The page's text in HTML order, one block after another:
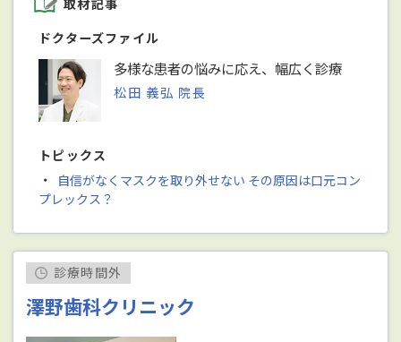
取材記事
ドクターズファイル
多様な患者の悩みに応え、幅広く診療
松田 義弘 院長
トピックス
・
自信がなくマスクを取り外せない その原因は口元コン
プレックス？
診療時間外
澤野歯科クリニック